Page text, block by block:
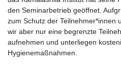
den Seminarbetrieb geöffnet.
zum Schutz der Teilnehmer*innen
wir aber nur eine begrenzte
aufnehmen und unterliegen
Hygienemaßnahmen.